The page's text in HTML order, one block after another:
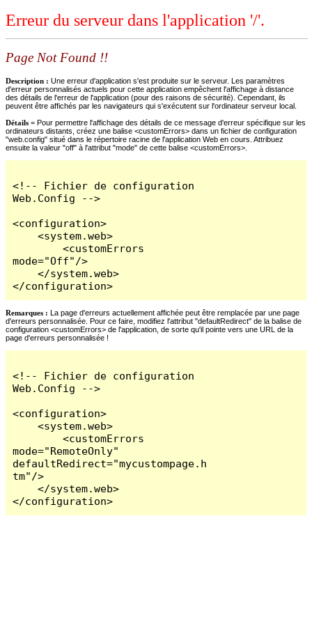
Erreur du serveur dans l'application '/'.
Page Not Found !!
Description : Une erreur d'application s'est produite sur le serveur. Les paramètres
d'erreur personnalisés actuels pour cette application empêchent l'affichage à distance
des détails de l'erreur de l'application (pour des raisons de sécurité). Cependant, ils
peuvent être affichés par les navigateurs qui s'exécutent sur l'ordinateur serveur local.
Détails = Pour permettre l'affichage des détails de ce message d'erreur spécifique sur les
ordinateurs distants, créez une balise <customErrors> dans un fichier de configuration
"web.config" situé dans le répertoire racine de l'application Web en cours. Attribuez
ensuite la valeur "off" à l'attribut "mode" de cette balise <customErrors>.
<!-- Fichier de configuration
Web.Config -->
<configuration>
    <system.web>
        <customErrors
mode="Off"/>
    </system.web>
</configuration>
Remarques : La page d'erreurs actuellement affichée peut être remplacée par une page
d'erreurs personnalisée. Pour ce faire, modifiez l'attribut "defaultRedirect" de la balise de
configuration <customErrors> de l'application, de sorte qu'il pointe vers une URL de la
page d'erreurs personnalisée !
<!-- Fichier de configuration
Web.Config -->
<configuration>
    <system.web>
        <customErrors
mode="RemoteOnly"
defaultRedirect="mycustompage.h
tm"/>
    </system.web>
</configuration>